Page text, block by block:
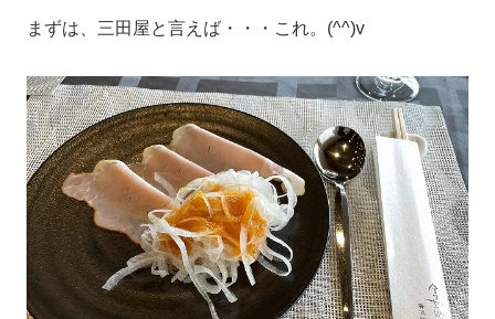
まずは、三田屋と言えば・・・これ。(^^)v